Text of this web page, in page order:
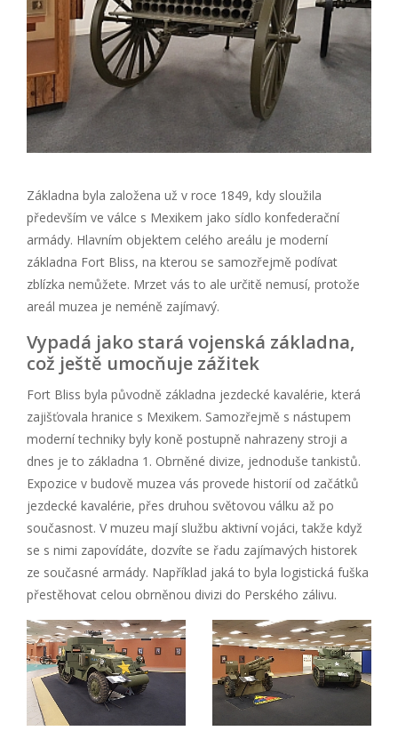
Základna byla založena už v roce 1849, kdy sloužila
především ve válce s Mexikem jako sídlo konfederační
armády. Hlavním objektem celého areálu je moderní
základna Fort Bliss, na kterou se samozřejmě podívat
zblízka nemůžete. Mrzet vás to ale určitě nemusí, protože
areál muzea je neméně zajímavý.
Vypadá jako stará vojenská základna,
což ještě umocňuje zážitek
Fort Bliss byla původně základna jezdecké kavalérie, která
zajišťovala hranice s Mexikem. Samozřejmě s nástupem
moderní techniky byly koně postupně nahrazeny stroji a
dnes je to základna 1. Obrněné divize, jednoduše tankistů.
Expozice v budově muzea vás provede historií od začátků
jezdecké kavalérie, přes druhou světovou válku až po
současnost. V muzeu mají službu aktivní vojáci, takže když
se s nimi zapovídáte, dozvíte se řadu zajímavých historek
ze současné armády. Například jaká to byla logistická fuška
přestěhovat celou obrněnou divizi do Perského zálivu.